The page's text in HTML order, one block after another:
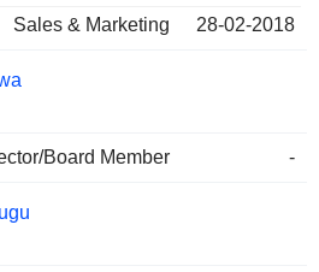
Sales & Marketing
28-02-2018
Board Member -